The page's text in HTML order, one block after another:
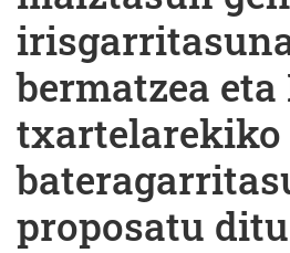
bermatzea eta
txartelarekiko
proposatu